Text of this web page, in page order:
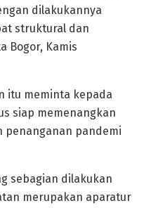
dilakukannya
struktural dan
Bogor, Kamis
itu meminta kepada
siap memenangkan
penanganan pandemi
sebagian dilakukan
merupakan aparatur